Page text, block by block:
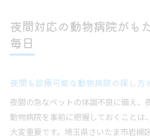
夜間対応の動物病院がも
毎日
夜間も診療可能な動物病院の探し方
夜間の急なペットの体調不良に備え、
動物病院を事前に把握しておくことは
大変重要です。埼玉県さいたま市岩槻